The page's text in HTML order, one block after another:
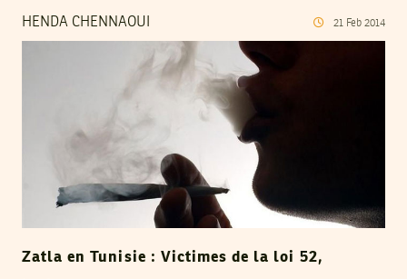
HENDA CHENNAOUI 21 Feb 2014
Zatla en Tunisie : Victimes de la loi 52,